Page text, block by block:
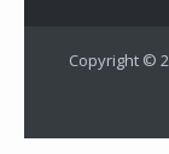
Copyright ©